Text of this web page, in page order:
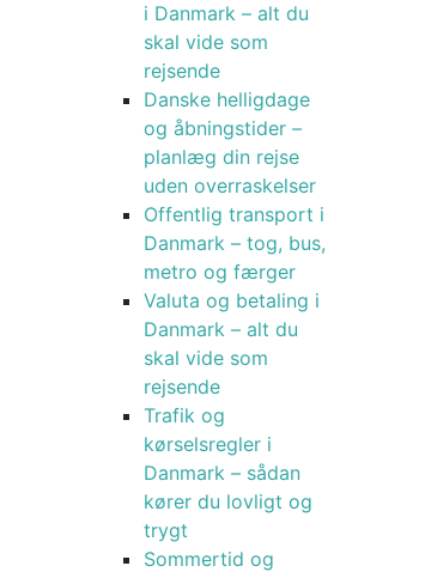
i Danmark – alt du
skal vide som
rejsende
Danske helligdage
og åbningstider –
planlæg din rejse
uden overraskelser
Offentlig transport i
Danmark – tog, bus,
metro og færger
Valuta og betaling i
Danmark – alt du
skal vide som
rejsende
Trafik og
kørselsregler i
Danmark – sådan
kører du lovligt og
trygt
Sommertid og